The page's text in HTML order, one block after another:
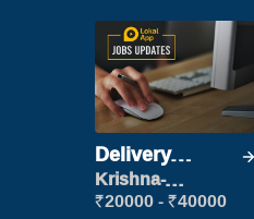
Delivery
Executive
Krishna-
vijayawada
₹20000 - ₹40000